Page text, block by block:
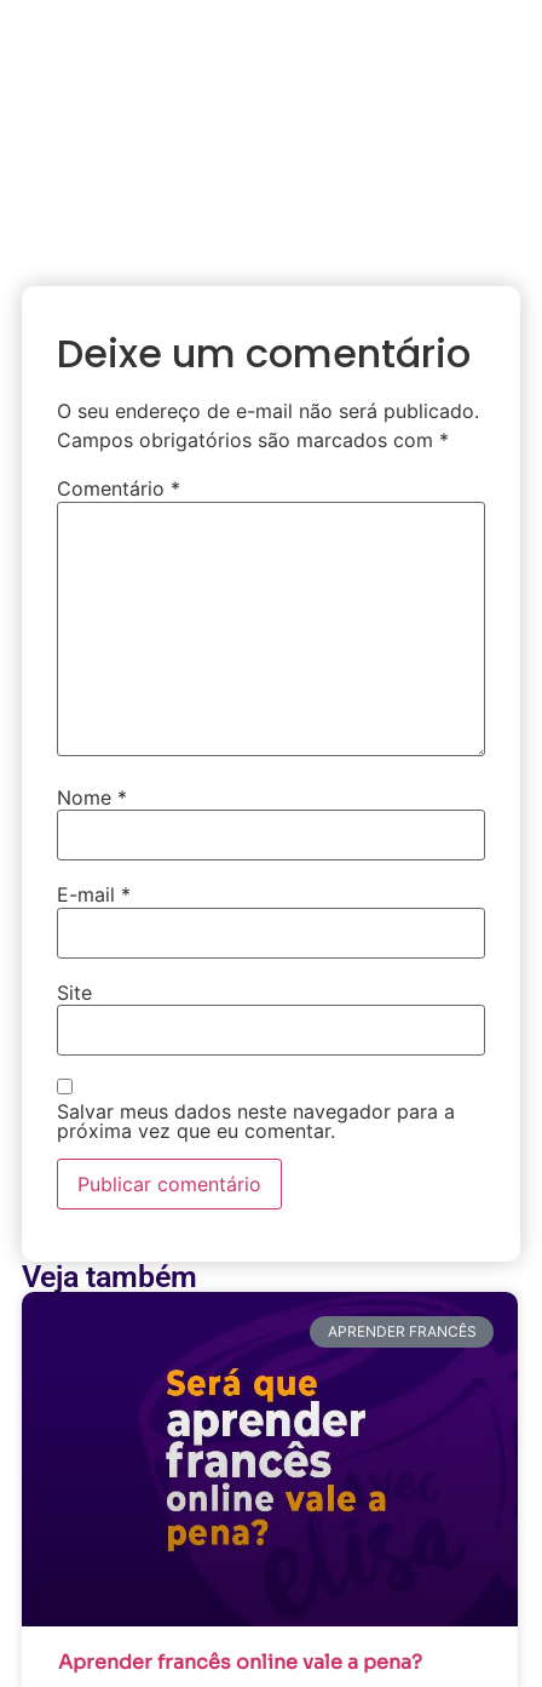
Deixe um comentário
O seu endereço de e-mail não será publicado.
Campos obrigatórios são marcados com *
Comentário *
Nome *
E-mail *
Site
Salvar meus dados neste navegador para a
próxima vez que eu comentar.
Veja também
APRENDER FRANCÊS
Aprender francês online vale a pena?